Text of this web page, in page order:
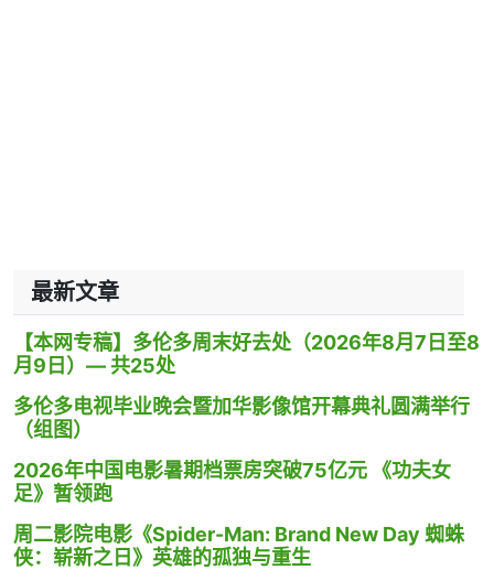
最新文章
【本网专稿】多伦多周末好去处（2026年8月7日至8
月9日）— 共25处
多伦多电视毕业晚会暨加华影像馆开幕典礼圆满举行
（组图）
2026年中国电影暑期档票房突破75亿元 《功夫女
足》暂领跑
周二影院电影《Spider-Man: Brand New Day 蜘蛛
侠：崭新之日》英雄的孤独与重生